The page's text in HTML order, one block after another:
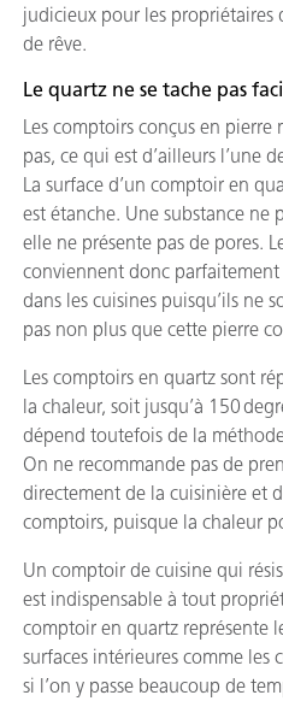
judicieux pour les
de rêve.
Le quartz ne se tache pas
Les comptoirs conçus en
pas, ce qui est d’ailleurs l’une
La surface d’un comptoir en
est étanche. Une substance ne
elle ne présente pas de pores.
conviennent donc parfaitement
dans les cuisines puisqu’ils ne
pas non plus que cette pierre
Les comptoirs en quartz sont
la chaleur, soit jusqu’à 150
dépend toutefois de la
On ne recommande pas de
directement de la cuisinière et
comptoirs, puisque la chaleur
Un comptoir de cuisine qui
est indispensable à tout
comptoir en quartz représente
surfaces intérieures comme les
si l’on y passe beaucoup de